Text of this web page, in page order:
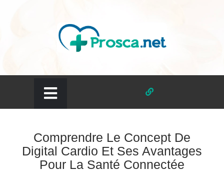
prosca.net
Comprendre Le Concept De
Digital Cardio Et Ses Avantages
Pour La Santé Connectée